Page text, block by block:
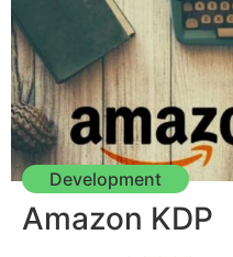
Development
Amazon KDP